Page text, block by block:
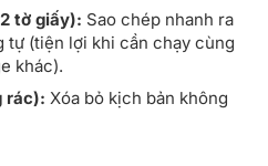
tờ giấy): Sao chép nhanh ra
tự (tiện lợi khi cần chạy cùng
khác).
rác): Xóa bỏ kịch bản không